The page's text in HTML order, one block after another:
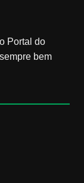
Portal do
bem